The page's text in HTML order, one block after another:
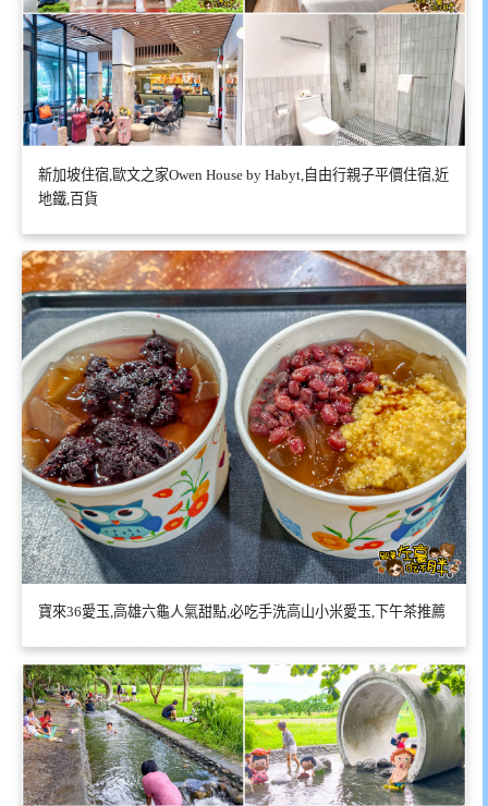
新加坡住宿,歐文之家Owen House by Habyt,自由行親子平價住宿,近
地鐵,百貨
寶來36愛玉,高雄六龜人氣甜點,必吃手洗高山小米愛玉,下午茶推薦